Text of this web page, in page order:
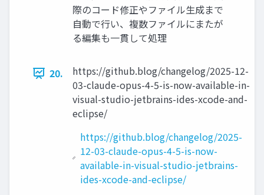
際のコード修正やファイル⽣成まで
⾃動で⾏い、複数ファイルにまたが
る編集も⼀貫して処理
20.
https://github.blog/changelog/2025-12-
03-claude-opus-4-5-is-now-available-in-
visual-studio-jetbrains-ides-xcode-and-
eclipse/
https://github.blog/changelog/2025-
12-03-claude-opus-4-5-is-now-
available-in-visual-studio-jetbrains-
ides-xcode-and-eclipse/